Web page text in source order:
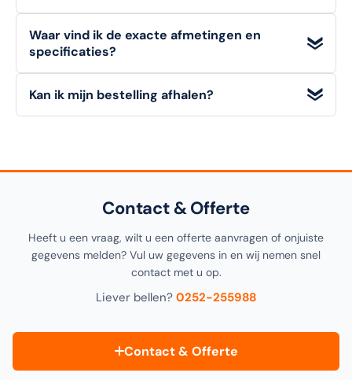
eenvoudig eenofferte op maataan via "Doe een bod".
dagen om een artikel (in originele staat) retour te melden.
Zakelijke klanten (B2B)
onze retourvoorwaarden voor alle details.
Waar vind ik de exacte afmetingen en
specificaties?
dit artikel vindt u in despecificatiesectie
hieronder op
deze pagina, alsook in de productomschrijving bovenaan.
Kan ik mijn bestelling afhalen?
Contact & Offerte
Heeft u een vraag, wilt u een offerte aanvragen of onjuiste
gegevens melden? Vul uw gegevens in en wij nemen snel
contact met u op.
Liever bellen? 0252-255988
Contact & Offerte